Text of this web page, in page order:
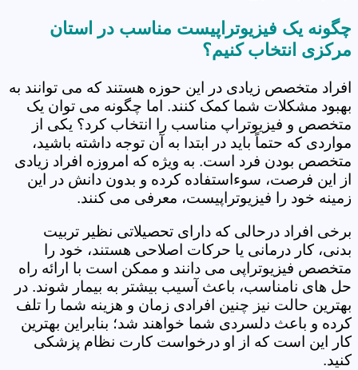
چگونه یک فیزیوتراپیست مناسب در استان
مرکزی انتخاب کنیم؟
افراد متخصص زیادی در این حوزه هستند که می توانند به
بهبود مشکلات شما کمک کنند. اما چگونه می توان یک
متخصص و فیزیوتراپ مناسب را انتخاب کرد؟ یکی از
مواردی که حتماً باید در ابتدا به آن توجه داشته باشید،
متخصص بودن فرد است. به ویژه که امروزه افراد زیادی
از این فرصت، سوءاستفاده کرده و بدون دانش در این
زمینه خود را فیزیوتراپیست، معرفی می کنند.
برخی افراد درحالی که دارای تحصیلاتی نظیر تربیت
بدنی، کار درمانی یا حرکات اصلاحی هستند، خود را
متخصص فیزیوتراپی می دانند و ممکن است با ارائه راه
حل های نامناسب، باعث آسیب بیشتر به بیمار شوند. در
بهترین حالت نیز چنین افرادی زمان و هزینه شما را تلف
کرده و باعث دلسردی شما خواهند شد؛ بنابراین بهترین
کار این است که از او درخواست کارت نظام پزشکی
کنید.